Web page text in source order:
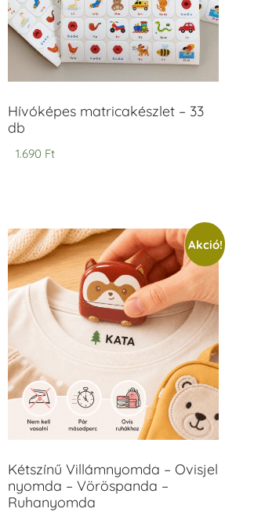
Hívóképes matricakészlet – 33
db
1.690 Ft
Akció!
Kétszínű Villámnyomda – Ovisjel
nyomda – Vöröspanda –
Ruhanyomda